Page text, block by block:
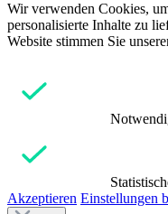
Wir verwenden Cookies,
personalisierte Inhalte zu
Website stimmen Sie
Akzeptieren Einstellungen